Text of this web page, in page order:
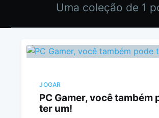
Uma coleção de 1
JOGAR
PC Gamer, você também
ter um!